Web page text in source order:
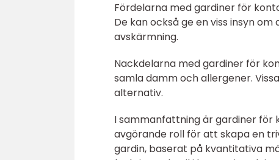
Fördelarna med gardiner för
De kan också ge en viss insyn
avskärmning.
Nackdelarna med gardiner för
samla damm och allergener.
alternativ.
I sammanfattning är gardiner för
avgörande roll för att skapa en
gardin, baserat på kvantitativa